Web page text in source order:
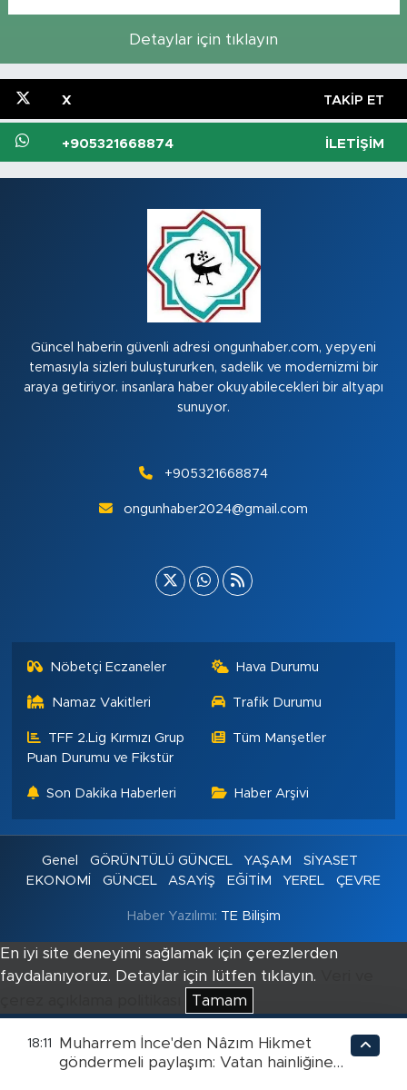
Detaylar için tıklayın
X TAKIP ET
+905321668874 İLETIŞIM
Güncel haberin güvenli adresi ongunhaber.com, yepyeni
temasıyla sizleri buluştururken, sadelik ve modernizmi bir
araya getiriyor. insanlara haber okuyabilecekleri bir altyapı
sunuyor.
+905321668874
ongunhaber2024@gmail.com
Nöbetçi Eczaneler Hava Durumu
Namaz Vakitleri Trafik Durumu
TFF 2.Lig Kırmızı Grup
Puan Durumu ve Fikstür
Tüm Manşetler
Son Dakika Haberleri Haber Arşivi
Genel GÖRÜNTÜLÜ GÜNCEL YAŞAM
SİYASET
EKONOMİ
GÜNCEL ASAYİŞ EĞİTİM YEREL ÇEVRE
Haber Yazılımı: TE Bilişim
En iyi site deneyimi sağlamak için çerezlerden
faydalanıyoruz. Detaylar için lütfen tıklayın.
Tamam
18:11
Muharrem İnce'den Nâzım Hikmet
göndermeli paylaşım: Vatan hainliğine